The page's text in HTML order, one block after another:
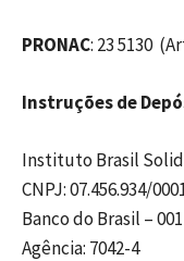
PRONAC: 23 5130
Instruções de
Instituto Brasil
CNPJ: 07.456.934/
Banco do Brasil – 001
Agência: 7042-4